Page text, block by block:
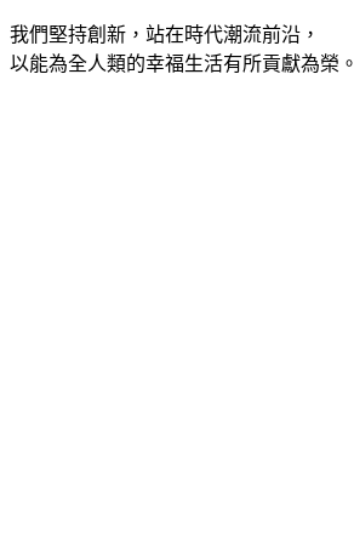
我們堅持創新，站在時代潮流前沿，
以能為全人類的幸福生活有所貢獻為榮。